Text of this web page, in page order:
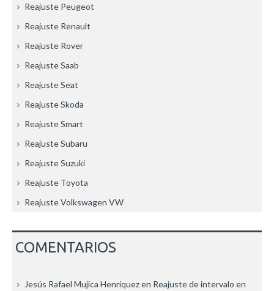
Reajuste Peugeot
Reajuste Renault
Reajuste Rover
Reajuste Saab
Reajuste Seat
Reajuste Skoda
Reajuste Smart
Reajuste Subaru
Reajuste Suzuki
Reajuste Toyota
Reajuste Volkswagen VW
COMENTARIOS
Jesús Rafael Mujica Henríquezen Reajuste de intervalo en